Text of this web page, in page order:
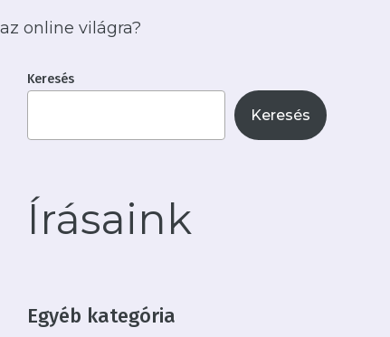
online világra?
Keresés
Keresés
Írásaink
Egyéb kategória